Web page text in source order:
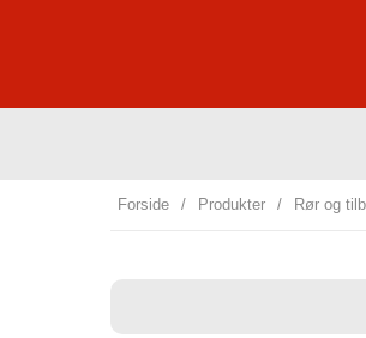
Forside / Produkter / Rør og